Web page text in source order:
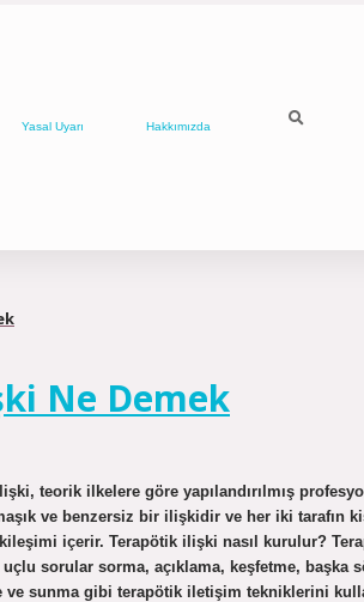
Yasal Uyarı Hakkımızda
Ne Demek
teorik ilkelere göre yapılandırılmış
ve benzersiz bir ilişkidir ve her iki tarafın
içerir. Terapötik ilişki nasıl kurulur?
sorular sorma, açıklama, keşfetme, başka
ve sunma gibi terapötik iletişim tekniklerini